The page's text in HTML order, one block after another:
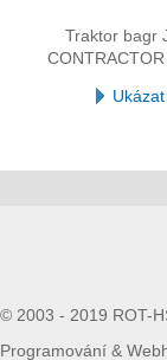
Traktor bagr
© 2003 - 2019 ROT-
Programování &